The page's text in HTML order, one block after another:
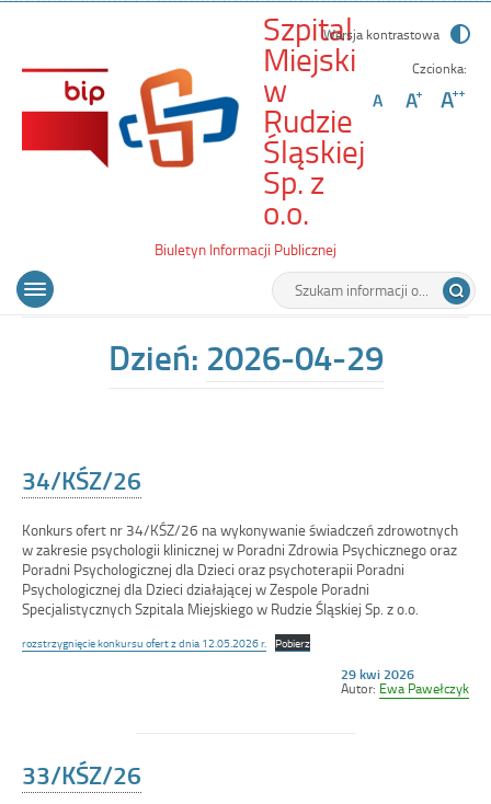
Szpital
Miejski
w
Rudzie
Śląskiej
Sp. z
o.o.
34/KŚZ/26
Biuletyn Informacji Publicznej
Wersja kontrastowa
Czcionka:
Wyszukiwarka
Tutaj
wpisz
Menu
główne
Otwórz
Dzień: 2026-04-29
34/KŚZ/26
Konkurs ofert nr 34/KŚZ/26 na wykonywanie świadczeń zdrowotnych
w zakresie psychologii klinicznej w Poradni Zdrowia Psychicznego oraz
Poradni Psychologicznej dla Dzieci oraz psychoterapii Poradni
Psychologicznej dla Dzieci działającej w Zespole Poradni
Specjalistycznych Szpitala Miejskiego w Rudzie Śląskiej Sp. z o.o.
rozstrzygnięcie konkursu ofert z dnia 12.05.2026 r. Pobierz
Opublikowano
w
29 kwi 2026
Autor: Ewa Pawełczyk
33/KŚZ/26